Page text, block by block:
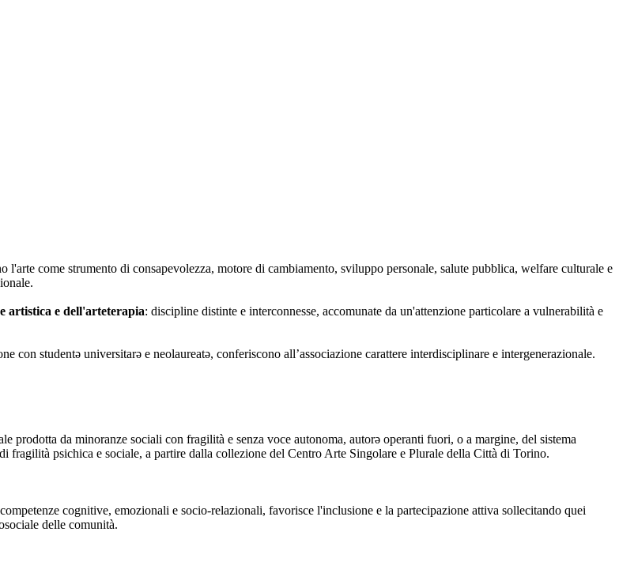
l'arte come strumento di consapevolezza, motore di cambiamento, sviluppo personale, salute pubblica, welfare culturale e
artistica e dell'arteterapia: discipline distinte e interconnesse, accomunate da un'attenzione particolare a vulnerabilità e
studentə universitarə e neolaureatə, conferiscono all’associazione carattere interdisciplinare e intergenerazionale.
prodotta da minoranze sociali con fragilità e senza voce autonoma, autorə operanti fuori, o a margine, del sistema
psichica e sociale, a partire dalla collezione del Centro Arte Singolare e Plurale della Città di Torino.
cognitive, emozionali e socio-relazionali, favorisce l'inclusione e la partecipazione attiva sollecitando quei
delle comunità.